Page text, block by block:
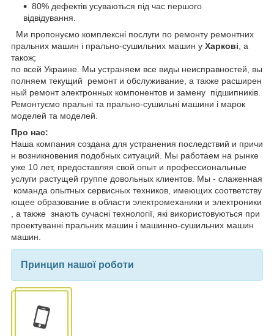
80% дефектів усуваються під час першого
відвідування.
Ми пропонуємо комплексні послуги по ремонту ремонтних
пральних машин і прально-сушильних машин у Харкові , а
також;
по всей Украине. Мы устраняем все виды неисправностей, вы
полняем текущий ремонт и обслуживание, а также расширен
ный ремонт электронных компонентов и замену підшипників.
Ремонтуємо пральні та прально-сушильні машини і марок
моделей та моделей.
Про нас:
Наша компания создана для устранения последствий и причи
н возникновения подобных ситуаций. Мы работаем на рынке
уже 10 лет, предоставляя свой опыт и профессиональные
услуги растущей группе довольных клиентов. Мы - слаженная
команда опытных сервисных техников, имеющих соответству
ющее образование в области электромеханики и электроники
, а также знають сучасні технології, які використовуються при
проектуванні пральних машин і машинно-сушильних машин
машин.
Принцип нашої роботи